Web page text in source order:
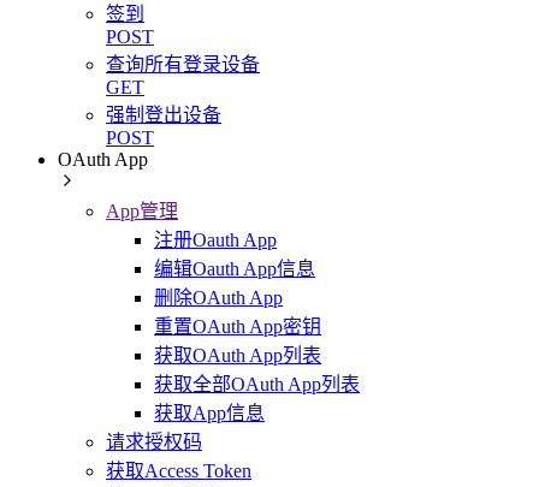
签到
POST
查询所有登录设备
GET
强制登出设备
POST
OAuth App
App管理
注册Oauth App
编辑Oauth App信息
删除OAuth App
重置OAuth App密钥
获取OAuth App列表
获取全部OAuth App列表
获取App信息
请求授权码
获取Access Token